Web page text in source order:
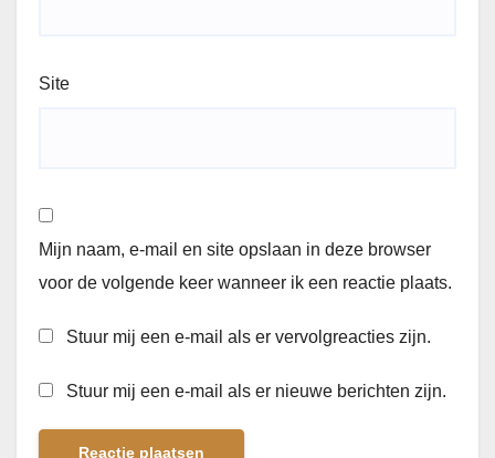
Site
Mijn naam, e-mail en site opslaan in deze browser
voor de volgende keer wanneer ik een reactie plaats.
Stuur mij een e-mail als er vervolgreacties zijn.
Stuur mij een e-mail als er nieuwe berichten zijn.